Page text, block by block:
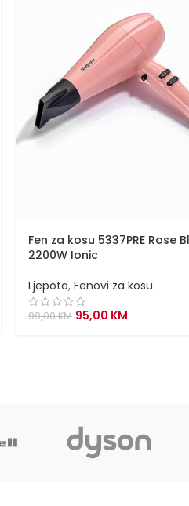
Fen za kosu 5337PRE Rose
2200W Ionic
Ljepota, Fenovi za kosu
99,00KM Original
95,00 KM